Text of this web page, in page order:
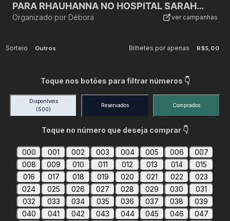
PARA RHAUHANNA NO HOSPITAL SARAH
KUBITSCHEK EM BELO HORIZONTE
Organizado por Débora ver campanhas
Sorteio Outros Bilhetes por apenas R$5,00
Toque nos botões para filtrar números 👇
Disponíveis
(500)
Reservados Comprados
Toque no número que deseja comprar 👇
000 001 002 003 004 005 006
007
008
009 010 011 012 013 014
015
016
017 018 019 020 021 022
023
024
025 026 027 028 029 030
031
032
033 034 035 036 037 038
039
040
041 042 043 044 045 046
047